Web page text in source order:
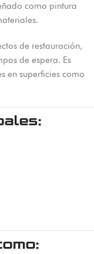
como pintura
de restauración,
de espera. Es
en superficies como